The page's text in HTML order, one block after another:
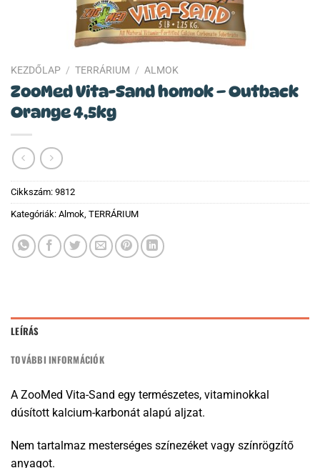
KEZDŐLAP / TERRÁRIUM / ALMOK
ZooMed Vita-Sand homok – Outback
Orange 4,5kg
Cikkszám: 9812
Kategóriák: Almok, TERRÁRIUM
LEÍRÁS
TOVÁBBI INFORMÁCIÓK
A ZooMed Vita-Sand egy természetes, vitaminokkal
dúsított kalcium-karbonát alapú aljzat.
Nem tartalmaz mesterséges színezéket vagy színrögzítő
anyagot.